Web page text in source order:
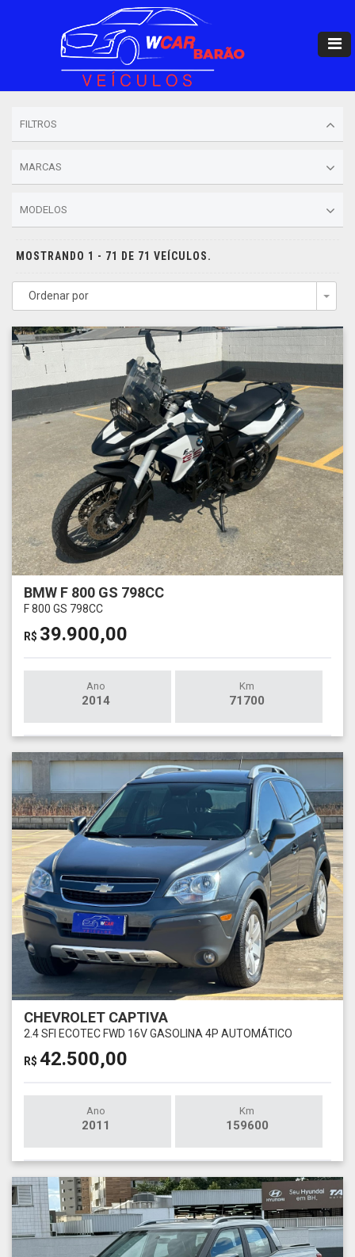
FILTROS
MARCAS
MODELOS
MOSTRANDO 1 - 71 DE 71 VEÍCULOS.
Ordenar por
BMW F 800 GS 798CC
F 800 GS 798CC
R$ 39.900,00
Ano
2014
Km
71700
CHEVROLET CAPTIVA
2.4 SFI ECOTEC FWD 16V GASOLINA 4P AUTOMÁTICO
R$ 42.500,00
Ano
2011
Km
159600